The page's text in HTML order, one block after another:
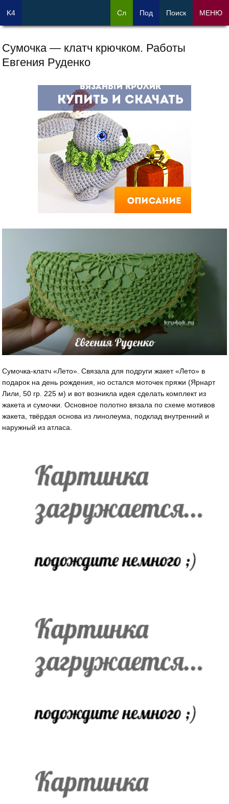
Сумочка — клатч крючком. Работы
Евгения Руденко
Сумочка-клатч «Лето». Связала для подруги жакет «Лето» в
подарок на день рождения, но остался моточек пряжи (Ярнарт
Лили, 50 гр. 225 м) и вот возникла идея сделать комплект из
жакета и сумочки. Основное полотно вязала по схеме мотивов
жакета, твёрдая основа из линолеума, подклад внутренний и
наружный из атласа.
K4 Сл Под Поиск МЕНЮ